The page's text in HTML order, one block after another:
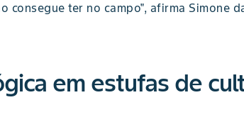
ter no campo", afirma Simone
em estufas de